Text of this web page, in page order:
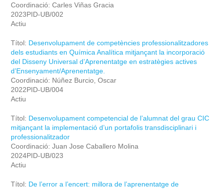
Coordinació: Carles Viñas Gracia
2023PID-UB/002
Actiu
Títol: Desenvolupament de competències professionalitzadores
dels estudiants en Química Analítica mitjançant la incorporació
del Disseny Universal d’Aprenentatge en estratègies actives
d’Ensenyament/Aprenentatge.
Coordinació: Núñez Burcio, Oscar
2022PID-UB/004
Actiu
Títol: Desenvolupament competencial de l’alumnat del grau CIC
mitjançant la implementació d’un portafolis transdisciplinari i
professionalitzador
Coordinació: Juan Jose Caballero Molina
2024PID-UB/023
Actiu
Títol: De l’error a l’encert: millora de l’aprenentatge de